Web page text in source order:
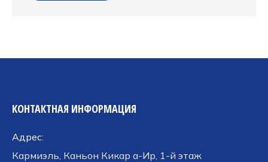
КОНТАКТНАЯ ИНФОРМАЦИЯ
Адрес:
Кармиэль, Каньон Кикар а-Ир, 1-й этаж